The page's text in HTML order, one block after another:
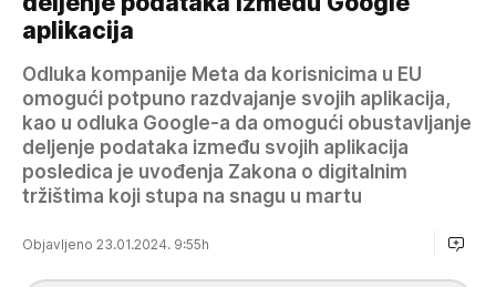
aplikacija
Odluka kompanije Meta da korisnicima u EU
omogući potpuno razdvajanje svojih aplikacija,
kao u odluka Google-a da omogući obustavljanje
deljenje podataka između svojih aplikacija
posledica je uvođenja Zakona o digitalnim
tržištima koji stupa na snagu u martu
Objavljeno 23.01.2024. 9:55h